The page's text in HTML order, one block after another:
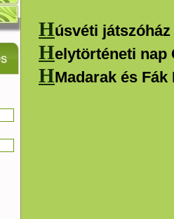
Húsvéti
Helytörténeti nap
HMadarak és